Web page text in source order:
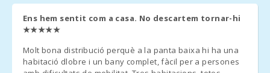
Cala Anguila
(km):
Playa Cala
Esmeralda
(km):
NOTAS ADICIONALES:
- Unos dias antes de su llegada, deben ponerse en contacto con
la agencia de recepción para comunicar su horario de llegada (nº
vuelo / barco en su caso) y organizar la recogida de llaves.
Ens hem sentit com a casa. No descartem tornar-hi
★★★★★
Molt bona distribució perquè a la panta baixa hi ha una
habitació dlobre i un bany complet, fàcil per a persones